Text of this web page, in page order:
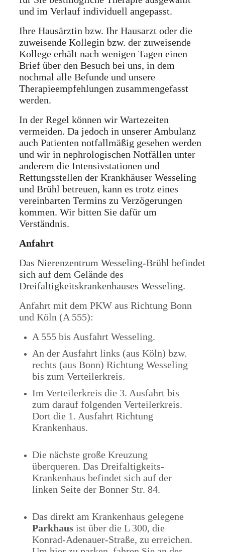
und im Verlauf individuell angepasst.
Ihre Hausärztin bzw. Ihr Hausarzt oder die
zuweisende Kollegin bzw. der zuweisende
Kollege erhält nach wenigen Tagen einen
Brief über den Besuch bei uns, in dem
nochmal alle Befunde und unsere
Therapieempfehlungen zusammengefasst
werden.
In der Regel können wir Wartezeiten
vermeiden. Da jedoch in unserer Ambulanz
auch Patienten notfallmäßig gesehen werden
und wir in nephrologischen Notfällen unter
anderem die Intensivstationen und
Rettungsstellen der Krankhäuser Wesseling
und Brühl betreuen, kann es trotz eines
vereinbarten Termins zu Verzögerungen
kommen. Wir bitten Sie dafür um
Verständnis.
Anfahrt
Das Nierenzentrum Wesseling-Brühl befindet
sich auf dem Gelände des
Dreifaltigkeitskrankenhauses Wesseling.
Anfahrt mit dem PKW aus Richtung Bonn
und Köln (A 555):
A 555 bis Ausfahrt Wesseling.
An der Ausfahrt links (aus Köln) bzw.
rechts (aus Bonn) Richtung Wesseling
bis zum Verteilerkreis.
Im Verteilerkreis die 3. Ausfahrt bis
zum darauf folgenden Verteilerkreis.
Dort die 1. Ausfahrt Richtung
Krankenhaus.
Die nächste große Kreuzung
überqueren. Das Dreifaltigkeits-
Krankenhaus befindet sich auf der
linken Seite der Bonner Str. 84.
Das direkt am Krankenhaus gelegene
Parkhausist über die L 300, die
Konrad-Adenauer-Straße, zu erreichen.